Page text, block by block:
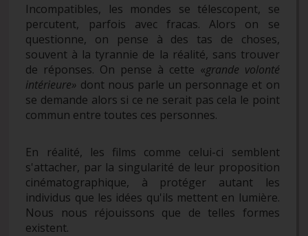
Incompatibles, les mondes se télescopent, se
percutent, parfois avec fracas. Alors on se
questionne, on pense à des tas de choses,
souvent à la tyrannie de la réalité, sans trouver
de réponses. On pense à cette «grande volonté
intérieure» dont nous parle un personnage et on
se demande alors si ce ne serait pas cela le point
commun entre toutes ces personnes.
En réalité, les films comme celui-ci semblent
s'attacher, par la singularité de leur proposition
cinématographique, à protéger autant les
individus que les idées qu'ils mettent en lumière.
Nous nous réjouissons que de telles formes
existent.